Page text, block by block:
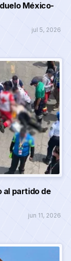
México-
jul 5, 2026
al partido de
jun 11, 2026